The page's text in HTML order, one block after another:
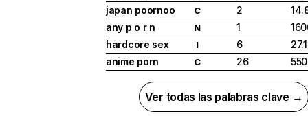
japan poornoo
C 2
any p o r n
N 1
hardcore sex
I 6
anime porn
C 26
Ver todas las palabras clave →